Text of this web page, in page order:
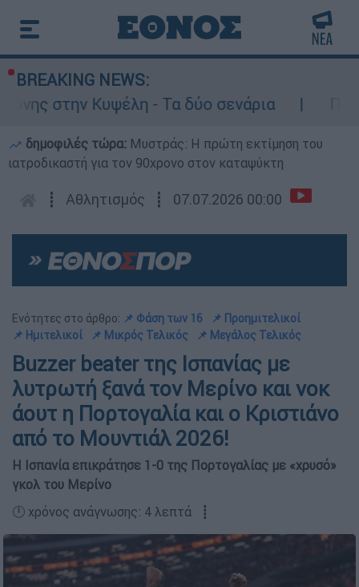
BREAKING NEWS:
Κυψέλη - Τα δύο σενάρια
δημοφιλές τώρα: Μυστράς: Η πρώτη εκτίμηση του
ιατροδικαστή για τον 90χρονο στον καταψύκτη
┋ Αθλητισμός ┋ 07.07.2026 00:00
Ενότητες στο άρθρο: 📌 Φάση των 16
📌 Προημιτελικοί
📌 Ημιτελικοί
📌 Μικρός Τελικός 📌 Μεγάλος Τελικός
Buzzer beater της Ισπανίας με
λυτρωτή ξανά τον Μερίνο και νοκ
άουτ η Πορτογαλία και ο Κριστιάνο
από το Μουντιάλ 2026!
Η Ισπανία επικράτησε 1-0 της Πορτογαλίας με «χρυσό»
γκολ του Μερίνο
🕛 χρόνος ανάγνωσης: 4 λεπτά ┋